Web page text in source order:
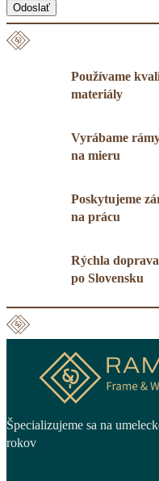
Odoslať
Používame
materiály
Vyrábame
na mieru
Poskytujeme
na prácu
Rýchla doprava
po Slovensku
Špecializujeme sa na
rokov